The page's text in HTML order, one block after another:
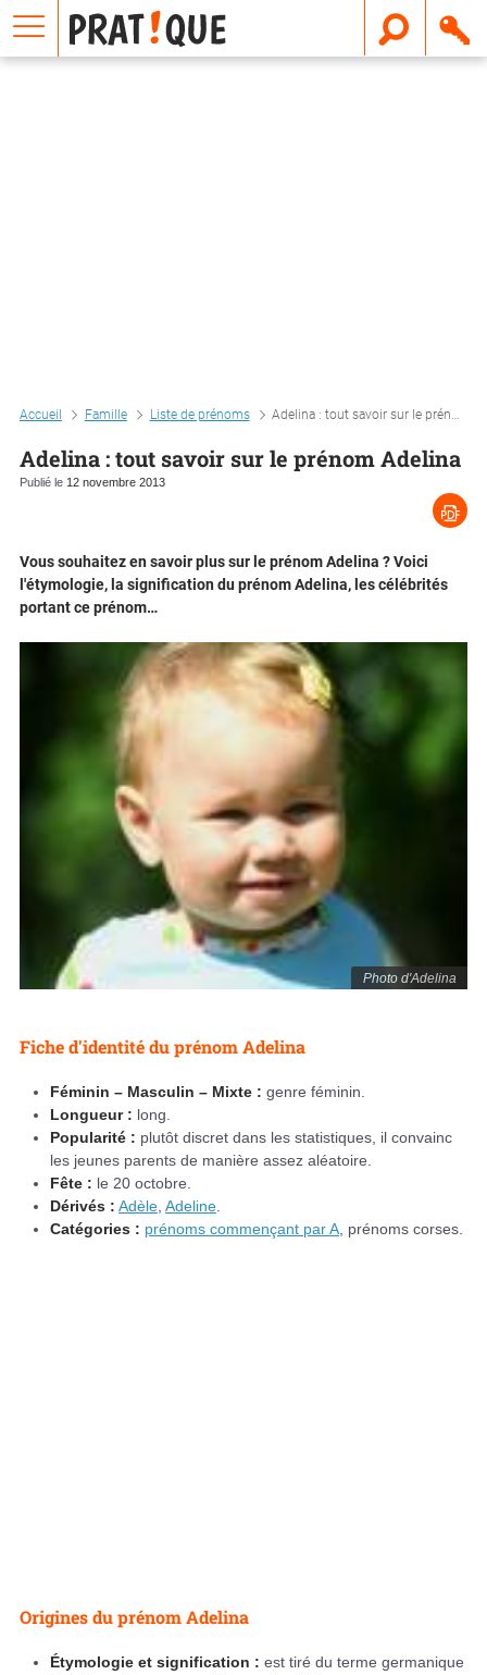
Accueil Famille Liste de prénoms Adelina : tout savoir sur le prénom adelina
Adelina : tout savoir sur le prénom Adelina
Publié le 12 novembre 2013
Photo d'Adelina
Vous souhaitez en savoir plus sur le prénom Adelina ? Voici
l'étymologie, la signification du prénom Adelina, les célébrités
portant ce prénom…
Fiche d'identité du prénom Adelina
Féminin – Masculin – Mixte : genre féminin.
Longueur : long.
Popularité : plutôt discret dans les statistiques, il convainc
les jeunes parents de manière assez aléatoire.
Fête : le 20 octobre.
Dérivés : Adèle Adeline
Catégories : prénoms commençant par A , prénoms corses.
Origines du prénom Adelina
Étymologie et signification : est tiré du terme germanique
E
m
a